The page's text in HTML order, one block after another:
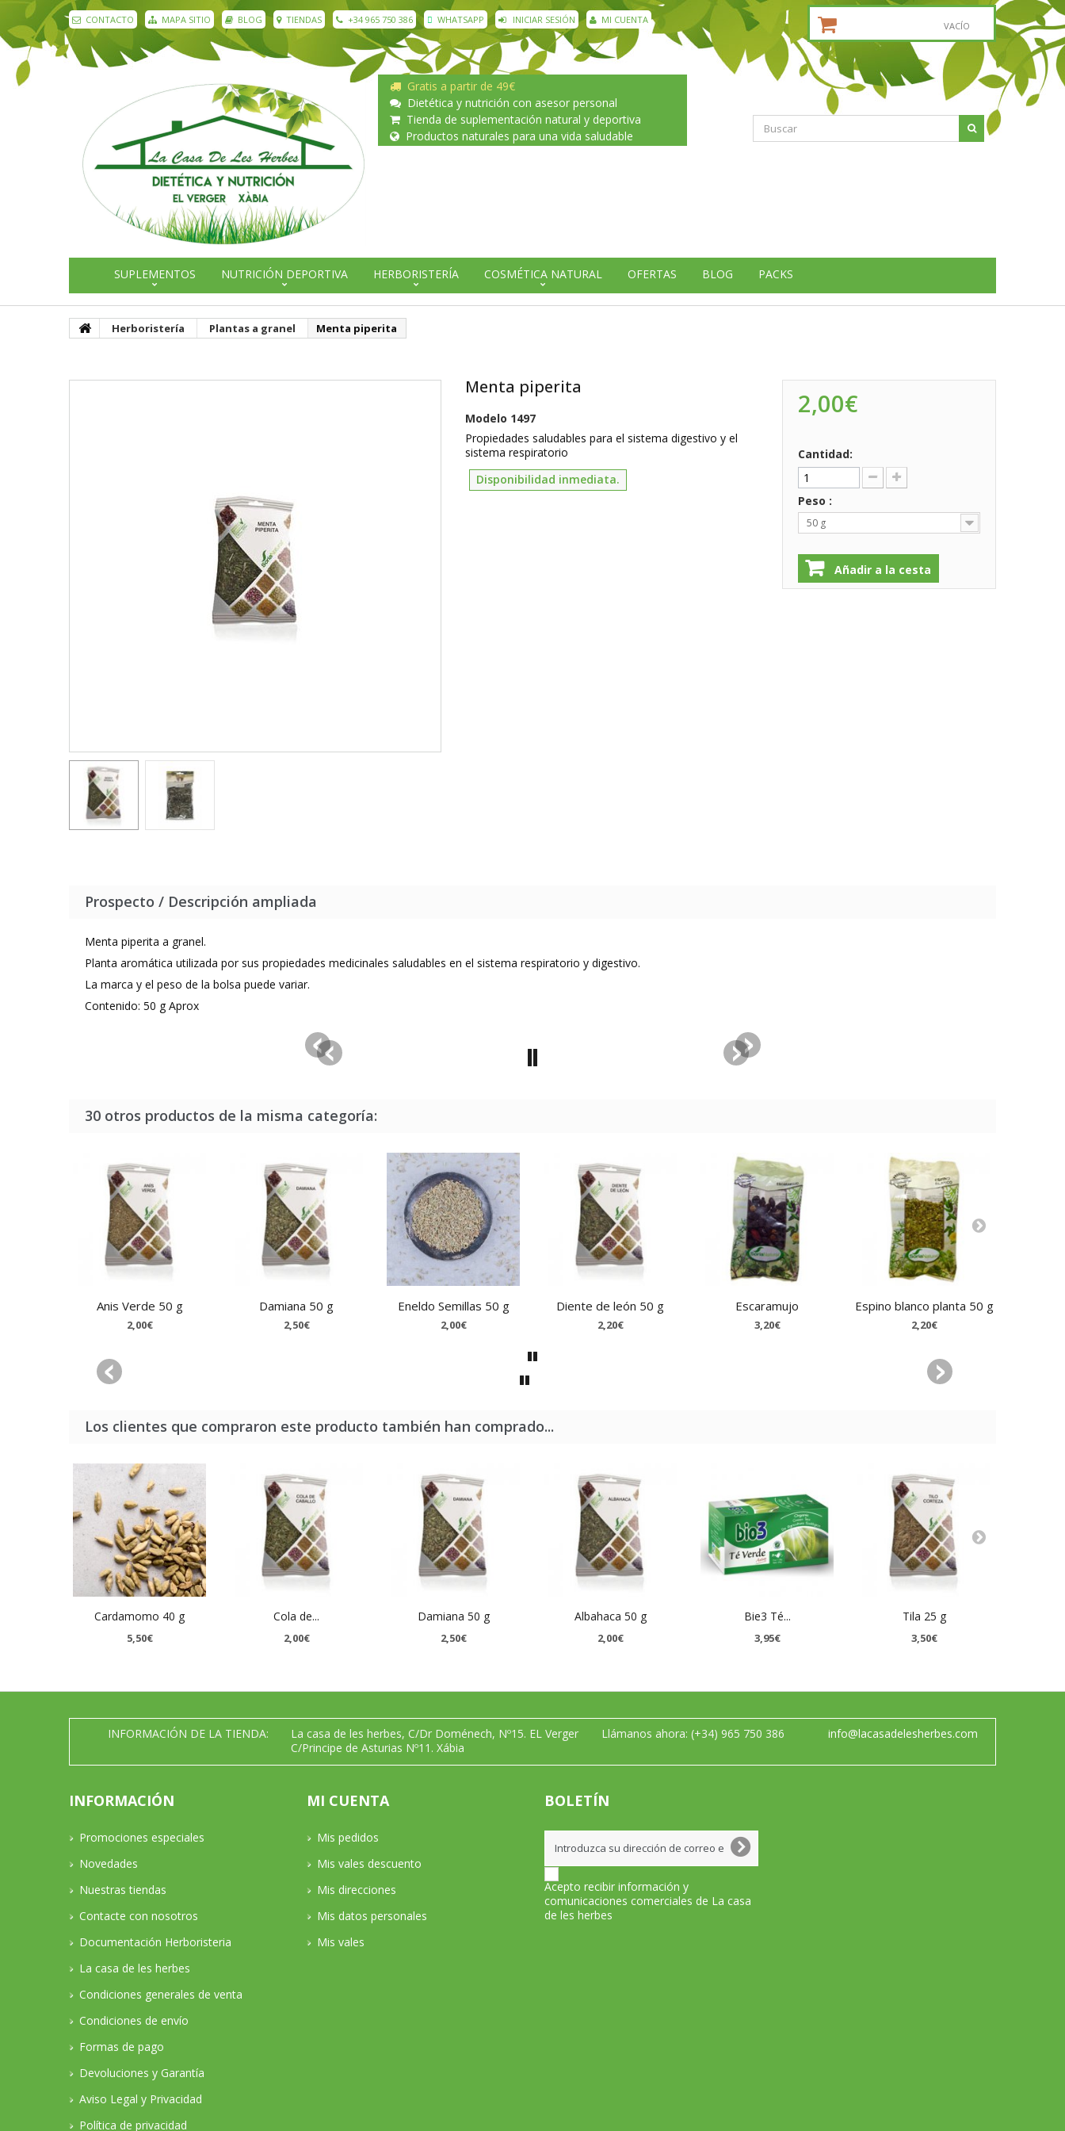
VACÍO
CONTACTO MAPA SITIO BLOG TIENDAS +34 965 750 386 WHATSAPP INICIAR SESIÓN MI CUENTA
Gratis a partir de 49€
Dietética y nutrición con asesor personal
Tienda de suplementación natural y deportiva
Productos naturales para una vida saludable
SUPLEMENTOS NUTRICIÓN DEPORTIVA HERBORISTERÍA COSMÉTICA NATURAL OFERTAS BLOG PACKS
Herboristería Plantas a granel Menta piperita
Menta piperita
Modelo 1497
Propiedades saludables para el sistema digestivo y el
sistema respiratorio
Disponibilidad inmediata.
2,00€
Cantidad:
Peso :
50 g
Añadir a la cesta
Prospecto / Descripción ampliada
Menta piperita a granel.
Planta aromática utilizada por sus propiedades medicinales saludables en el sistema respiratorio y digestivo.
La marca y el peso de la bolsa puede variar.
Contenido: 50 g Aprox
30 otros productos de la misma categoría:
Anis Verde 50 g
2,00€
Damiana 50 g
2,50€
Eneldo Semillas 50 g
2,00€
Diente de león 50 g
2,20€
Escaramujo
3,20€
Espino blanco planta 50 g
2,20€
Los clientes que compraron este producto también han comprado...
Cardamomo 40 g
5,50€
Cola de...
2,00€
Damiana 50 g
2,50€
Albahaca 50 g
2,00€
Bie3 Té...
3,95€
Tila 25 g
3,50€
INFORMACIÓN DE LA TIENDA:
La casa de les herbes, C/Dr Doménech, Nº15. EL Verger
C/Principe de Asturias Nº11. Xábia
Llámanos ahora: (+34) 965 750 386 info@lacasadelesherbes.com
INFORMACIÓN
Promociones especiales
Novedades
Nuestras tiendas
Contacte con nosotros
Documentación Herboristeria
La casa de les herbes
Condiciones generales de venta
Condiciones de envío
Formas de pago
Devoluciones y Garantía
Aviso Legal y Privacidad
Política de privacidad
MI CUENTA
Mis pedidos
Mis vales descuento
Mis direcciones
Mis datos personales
Mis vales
BOLETÍN
Acepto recibir información y
comunicaciones comerciales de La casa
de les herbes